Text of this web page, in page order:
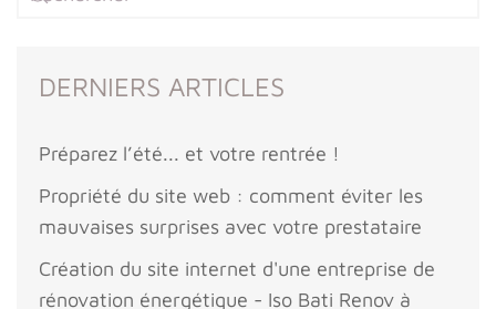
DERNIERS ARTICLES
Préparez l’été... et votre rentrée !
Propriété du site web : comment éviter les
mauvaises surprises avec votre prestataire
Création du site internet d'une entreprise de
rénovation énergétique - Iso Bati Renov à